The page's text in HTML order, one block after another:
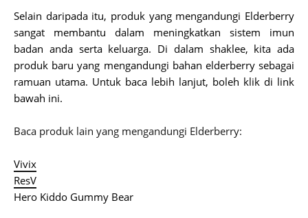
Selain daripada itu, produk yang mengandungi Elderberry
sangat membantu dalam meningkatkan sistem imun
badan anda serta keluarga. Di dalam shaklee, kita ada
produk baru yang mengandungi bahan elderberry sebagai
ramuan utama. Untuk baca lebih lanjut, boleh klik di link
bawah ini.
Baca produk lain yang mengandungi Elderberry:
Vivix
ResV
Hero Kiddo Gummy Bear